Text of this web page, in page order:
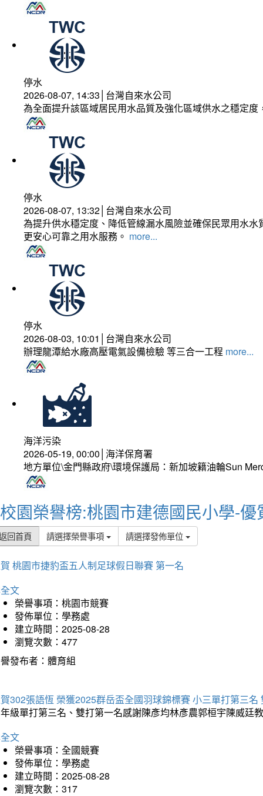
停水
2026-08-07, 14:33│台灣自來水公司
為全面提升該區域居民用水品質及強化區域供水之穩定
停水
2026-08-07, 13:32│台灣自來水公司
為提升供水穩定度、降低管線漏水風險並確保民眾用水
更安心可靠之用水服務。 more...
停水
2026-08-03, 10:01│台灣自來水公司
辦理龍潭給水廠高壓電氣設備檢驗 等三合一工程 more...
海洋污染
2026-05-19, 00:00│海洋保育署
地方單位\金門縣政府\環境保護局：新加坡籍油輪Sun
校園榮譽榜:桃園市建德國民小學-優
回首頁 請選擇榮譽事項 請選擇發佈單位
桃園市捷豹盃五人制足球假日聯賽 第一名
文
榮譽事項：桃園市競賽
發佈單位：學務處
建立時間：2025-08-28
瀏覽次數：477
發布者：體育組
302張語恆 榮獲2025群岳盃全國羽球錦標賽 小三單打第三名
級單打第三名、雙打第一名感謝陳彥均林彥農郭桓宇陳威廷
文
榮譽事項：全國競賽
發佈單位：學務處
建立時間：2025-08-28
瀏覽次數：317